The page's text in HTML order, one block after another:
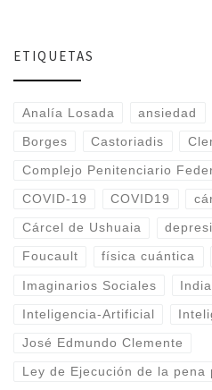
ETIQUETAS
Analía Losada ansiedad
Borges Castoriadis
Complejo Penitenciario
COVID-19 COVID19
Cárcel de Ushuaia
Foucault física cuántica
Imaginarios Sociales India
Inteligencia-Artificial
José Edmundo Clemente
Ley de Ejecución de la